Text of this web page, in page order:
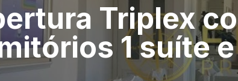
Triplex
1 suíte